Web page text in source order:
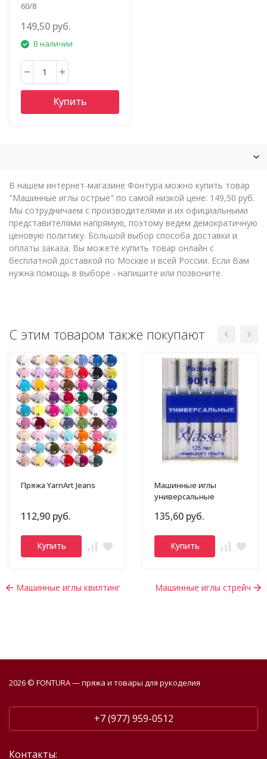
60/8
149,50 руб.
В наличии
Купить
В нашем интернет-магазине Фонтура можно купить товар
"Машинные иглы острые" по самой низкой цене: 149,50 руб.
Мы сотрудничаем с производителями и их официальными
представителями напрямую, поэтому ведем демократичную
ценовую политику. Большой выбор способа доставки и
оплаты заказа. Вы можете купить товар онлайн с
бесплатной доставкой по Москве и всей России. Если Вам
нужна помощь в выборе - напишите или позвоните.
С этим товаром также покупают
Пряжа YarnArt Jeans
112,90 руб.
Купить
Машинные иглы
универсальные
135,60 руб.
Купить
Машинные иглы квилтинг Машинные иглы стрейч
2026 © FONTURA — пряжа и товары для рукоделия
+7 (977) 959-0512
Контакты: